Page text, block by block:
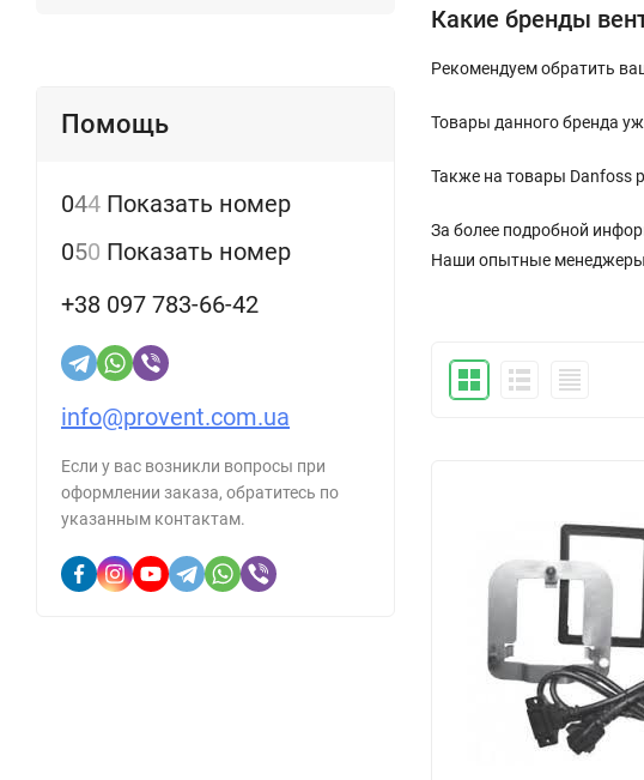
Помощь
044 Показать номер
050 Показать номер
+38 097 783-66-42
info@provent.com.ua
Если у вас возникли вопросы при
оформлении заказа, обратитесь по
указанным контактам.
Какие бренды
Рекомендуем обратить
Товары данного бренда
Также на товары Danfoss
За более подробной
Наши опытные менеджеры